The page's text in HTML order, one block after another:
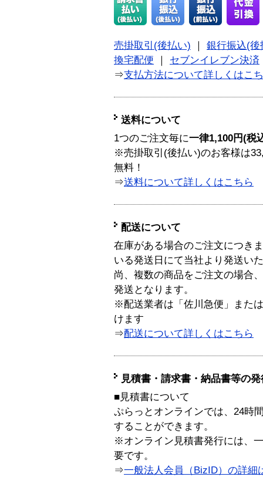
売掛取引(後払い)
銀行振込(後
換宅配便
セブンイレブン決済
⇒支払方法について詳しくはこ
送料について
1つのご注文毎に一律1,100円(税
※売掛取引(後払い)のお客様は
無料！
⇒送料について詳しくはこちら
配送について
在庫がある場合のご注文につき
いる発送日にて当社より発送い
尚、複数の商品をご注文の場合
発送となります。
※配送業者は「佐川急便」また
けます
⇒配送について詳しくはこちら
見積書・請求書・納品書等の
■見積書について
ぷらっとオンラインでは、24時
することができます。
※オンライン見積書発行には、
要です。
⇒一般法人会員（BizID）の詳細